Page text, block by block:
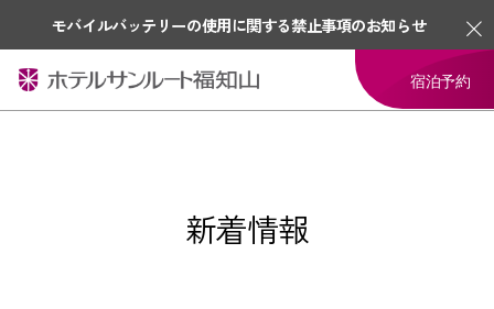
モバイルバッテリーの使用に関する禁止事項のお知らせ
宿泊予約
新着情報